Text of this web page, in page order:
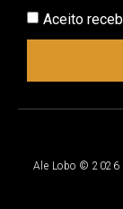
Aceito
Ale Lobo © 2026